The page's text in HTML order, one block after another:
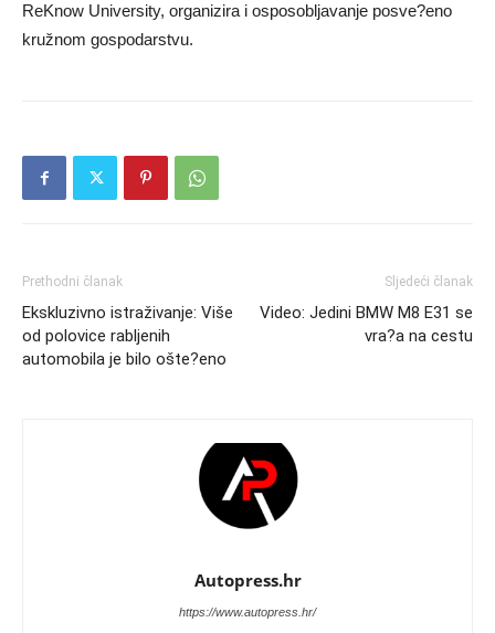
ReKnow University, organizira i osposobljavanje posve?eno
kružnom gospodarstvu.
Prethodni članak
Ekskluzivno istraživanje: Više
od polovice rabljenih
automobila je bilo ošte?eno
Sljedeći članak
Video: Jedini BMW M8 E31 se
vra?a na cestu
Autopress.hr
https://www.autopress.hr/